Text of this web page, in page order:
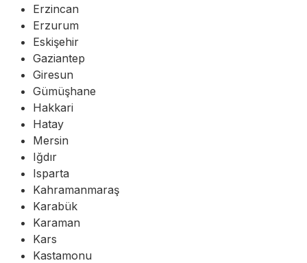
Erzincan
Erzurum
Eskişehir
Gaziantep
Giresun
Gümüşhane
Hakkari
Hatay
Mersin
Iğdır
Isparta
Kahramanmaraş
Karabük
Karaman
Kars
Kastamonu